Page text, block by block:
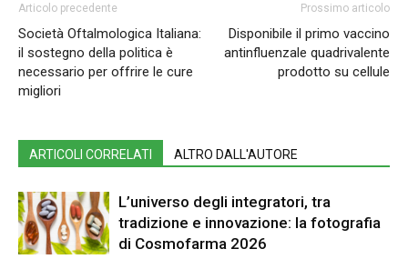
Articolo precedente
Società Oftalmologica Italiana:
il sostegno della politica è
necessario per offrire le cure
migliori
Prossimo articolo
Disponibile il primo vaccino
antinfluenzale quadrivalente
prodotto su cellule
ARTICOLI CORRELATI ALTRO DALL'AUTORE
L’universo degli integratori, tra
tradizione e innovazione: la fotografia
di Cosmofarma 2026